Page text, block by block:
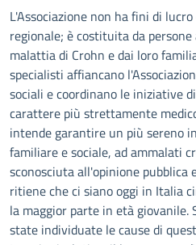
Descrizione
L'Associazione non ha fini di
regionale; è costituita da
malattia di Crohn e dai loro
specialisti affiancano
sociali e coordinano le iniziative
carattere più strettamente
intende garantire un più sereno
familiare e sociale, ad ammalati
sconosciuta all'opinione pubblica
ritiene che ci siano oggi in Italia
la maggior parte in età giovanile.
state individuate le cause di